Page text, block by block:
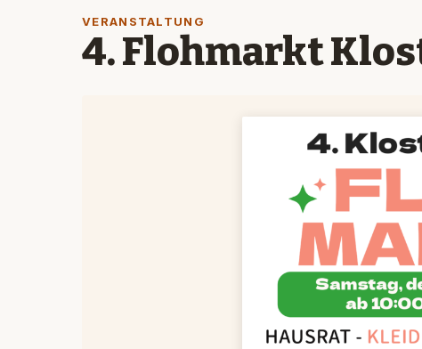
VERANSTALTUNG
4. Flohmarkt